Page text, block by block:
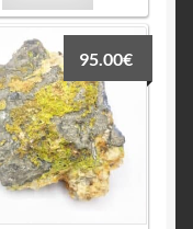
95.00€